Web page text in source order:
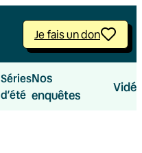
Je fais un don
Séries
d’été
Nos
enquêtes